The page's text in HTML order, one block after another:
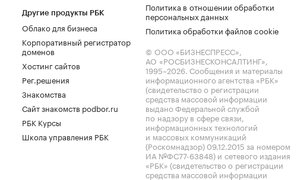
Другие продукты РБК
Облако для бизнеса
Корпоративный регистратор
доменов
Хостинг сайтов
Рег.решения
Знакомства
Сайт знакомств podbor.ru
РБК Курсы
Школа управления РБК
Политика в отношении обработки
персональных данных
Политика обработки файлов cookie
© ООО «БИЗНЕСПРЕСС»,
АО «РОСБИЗНЕСКОНСАЛТИНГ»,
1995–2026. Сообщения и материалы
информационного агентства «РБК»
(свидетельство о регистрации
средства массовой информации
выдано Федеральной службой
по надзору в сфере связи,
информационных технологий
и массовых коммуникаций
(Роскомнадзор) 09.12.2015 за номером
ИА №ФС77-63848) и сетевого издания
«РБК» (свидетельство о регистрации
средства массовой информации